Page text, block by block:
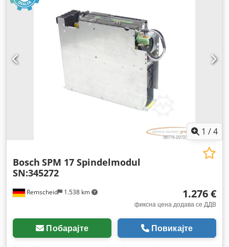
1 /4
Remscheid 1.538 km
Bosch SPM 17 Spindelmodul
SN:345272
1.276 €
фиксна цена додава се ДДВ
Побарајте Повикајте